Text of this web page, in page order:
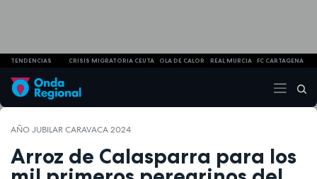
TENDENCIAS CRISIS MIGRATORIA CEUTA OLA DE CALOR REAL MURCIA FC CARTAGENA
AÑO JUBILAR CARAVACA 2024
Arroz de Calasparra para los